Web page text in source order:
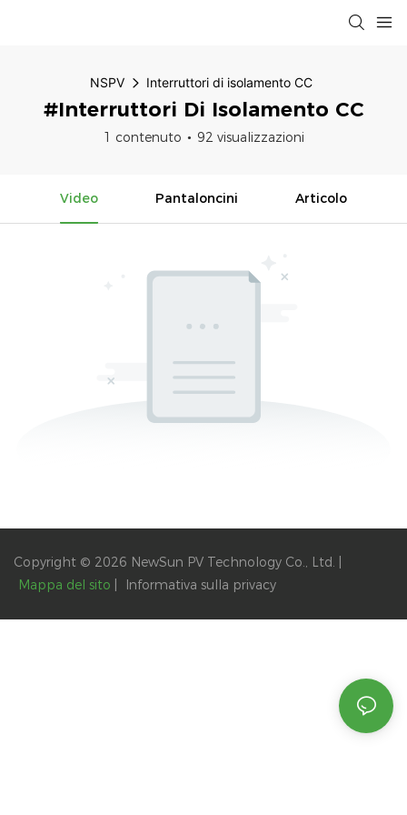
NSPV Interruttori di isolamento CC
#Interruttori Di Isolamento CC
1 contenuto 92 visualizzazioni
Video Pantaloncini Articolo
Copyright © 2026 NewSun PV Technology Co., Ltd. |
Mappa del sito
Informativa sulla privacy